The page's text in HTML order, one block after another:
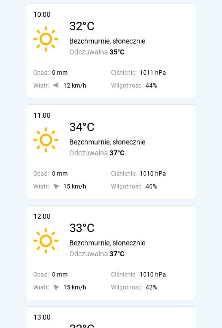
10:00
32°C
Odczuwalna 35°C
Bezchmurnie, słonecznie
Opad: 0 mm Ciśnienie: 1011 hPa
Wiatr:
12 km/h Wilgotność: 44%
11:00
34°C
Odczuwalna 37°C
Bezchmurnie, słonecznie
Opad: 0 mm Ciśnienie: 1010 hPa
Wiatr:
15 km/h Wilgotność: 40%
12:00
33°C
Odczuwalna 37°C
Bezchmurnie, słonecznie
Opad: 0 mm Ciśnienie: 1010 hPa
Wiatr:
15 km/h Wilgotność: 42%
13:00